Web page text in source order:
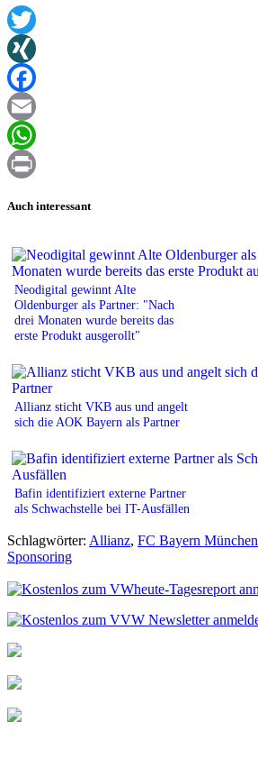
Twitter
XING
Facebook
Email
WhatsApp
Auch interessant
Neodigital gewinnt Alte
Oldenburger als Partner: "Nach
drei Monaten wurde bereits das
erste Produkt ausgerollt"
Allianz sticht VKB aus und angelt
sich die AOK Bayern als Partner
Bafin identifiziert externe Partner
als Schwachstelle bei IT-Ausfällen
Schlagwörter: Allianz, FC Bayern München
Sponsoring